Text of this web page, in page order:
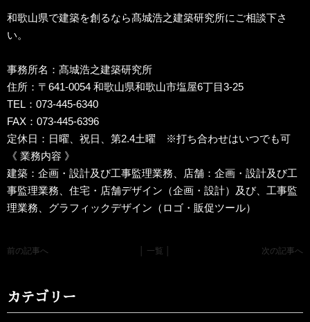
和歌山県で建築を創るなら髙城浩之建築研究所にご相談下さ
い。
事務所名：髙城浩之建築研究所
住所：〒641-0054 和歌山県和歌山市塩屋6丁目3-25
TEL：073-445-6340
FAX：073-445-6396
定休日：日曜、祝日、第2.4土曜 ※打ち合わせはいつでも可
《 業務内容 》
建築：企画・設計及び工事監理業務、店舗：企画・設計及び工
事監理業務、住宅・店舗デザイン（企画・設計）及び、工事監
理業務、グラフィックデザイン（ロゴ・販促ツール）
前の記事へ 次の記事へ
│ 一覧 │
カテゴリー